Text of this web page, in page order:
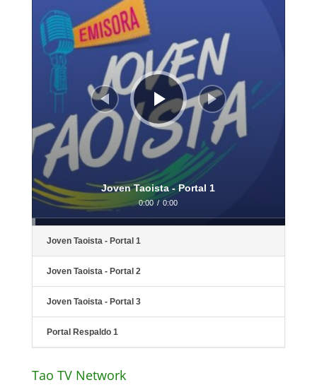
Joven Taoista - Portal 1
0:00 / 0:00
Joven Taoista - Portal 1
Joven Taoista - Portal 2
Joven Taoista - Portal 3
Portal Respaldo 1
Tao TV Network